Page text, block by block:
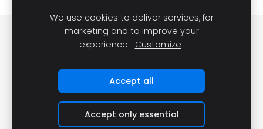
Sīkdatnes
We use cookies to deliver services, for
marketing and to improve your
experience. Customize
Accept all
Accept only essential